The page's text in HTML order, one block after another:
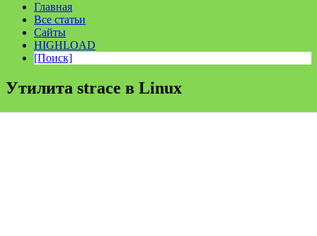
Главная
Все статьи
Сайты
HIGHLOAD
[Поиск]
Утилита strace в Linux